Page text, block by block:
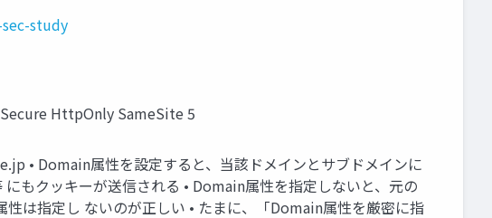
study
Secure HttpOnly SameSite 5
• Domain属性を設定すると、当該ドメインとサブドメインに
もクッキーが送信される • Domain属性を指定しないと、元の
は指定し ないのが正しい • たまに、「Domain属性を厳密に指